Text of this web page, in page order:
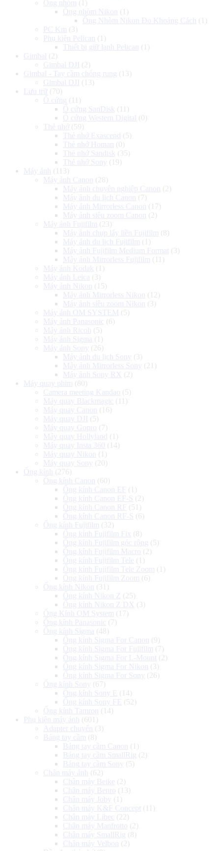
Ống nhòm (1)
Ống nhòm Nikon
(1)
Ống Nhòm Nikon Đo Khoảng Cách
(1)
PC Km (3)
Phụ kiện Pelican
(1)
Thiết bị giữ lạnh Pelican
(1)
Gimbal (2)
Gimbal DJI (2)
Gimbal - Tay cầm chống rung (13)
Gimbal DJI (13)
Lưu trữ (70)
Ổ cứng (11)
Ổ cứng SanDisk (11)
Ổ cứng Western Digital (0)
Thẻ nhớ (59)
Thẻ nhớ Exascend
(5)
Thẻ nhớ Homan
(0)
Thẻ nhớ Sandisk (35)
Thẻ nhớ Sony (19)
Máy ảnh
(113)
Máy ảnh Canon
(28)
Máy ảnh chuyên nghiệp Canon
(2)
Máy ảnh du lịch Canon
(7)
Máy ảnh Mirrorless Canon
(17)
Máy ảnh siêu zoom Canon
(2)
Máy ảnh Fujifilm (23)
Máy ảnh chụp lấy liền Fujifilm (8)
Máy ảnh du lịch Fujifilm (1)
Máy ảnh Fujifilm Medium Format (3)
Máy ảnh Mirrorless Fujifilm (11)
Máy ảnh Kodak (1)
Máy ảnh Leica (3)
Máy ảnh Nikon
(15)
Máy ảnh Mirrorless Nikon
(12)
Máy ảnh siêu zoom Nikon
(3)
Máy ảnh OM SYSTEM (5)
Máy ảnh Panasonic (6)
Máy ảnh Ricoh
(5)
Máy ảnh Sigma (1)
Máy ảnh Sony (26)
Máy ảnh du lịch Sony (3)
Máy ảnh Mirrorless Sony (21)
Máy ảnh Sony RX (2)
Máy quay phim (80)
Camera meeting Kandao (5)
Máy quay Blackmagic (11)
Máy quay Canon
(16)
Máy quay DJI (5)
Máy quay Gopro (7)
Máy quay Hollyland
(1)
Máy quay Insta 360 (14)
Máy quay Nikon
(1)
Máy quay Sony (20)
Ống kính
(276)
Ống kính Canon
(60)
Ống kính Canon EF
(1)
Ống kính Canon EF-S (2)
Ống kính Canon RF
(51)
Ống kính Canon RF-S (6)
Ống kính Fujifilm (32)
Ống kính Fujifilm Fix (8)
Ống kính Fujifilm góc rộng (5)
Ống kính Fujifilm Macro (2)
Ống kính Fujifilm Tele (1)
Ống kính Fujifilm Tele Zoom (1)
Ống kính Fujifilm Zoom (6)
Ống kính Nikon
(31)
Ống kính Nikon Z (25)
Ống kính Nikon Z DX (3)
Ống Kính OM System (17)
Ống kính Panasonic (7)
Ống kính Sigma (48)
Ống kính Sigma For Canon
(9)
Ống kính Sigma For Fujifilm (7)
Ống kính Sigma For L-Mount (2)
Ống kính Sigma For Nikon
(3)
Ống kính Sigma For Sony (26)
Ống kính Sony (67)
Ống kính Sony E
(14)
Ống kính Sony FE
(52)
Ống kính Tamron
(14)
Phụ kiện máy ảnh
(601)
Adapter chuyển
(3)
Báng tay cầm (8)
Báng tay cầm Canon
(1)
Báng tay cầm SmallRig (2)
Báng tay cầm Sony (5)
Chân máy ảnh
(62)
Chân máy Beike (2)
Chân máy Benro (13)
Chân máy Joby (1)
Chân máy K&F Concept (11)
Chân máy Libec (22)
Chân máy Manfrotto (2)
Chân máy SmallRig (8)
Chân máy Velbon
(2)